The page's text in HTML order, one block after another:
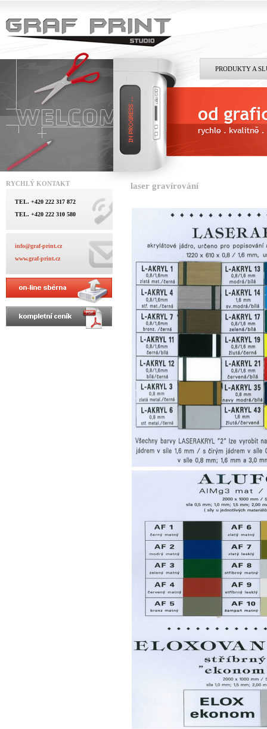
PRODUKTY A
laser gravírování
RYCHLÝ KONTAKT
TEL. +420 222 317 872
TEL. +420 222 310 580
info@graf-print.cz
www.graf-print.cz